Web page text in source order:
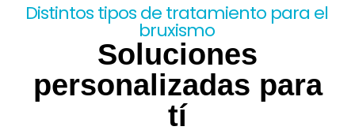
Distintos tipos de tratamiento para el
bruxismo
Soluciones
personalizadas para
tí